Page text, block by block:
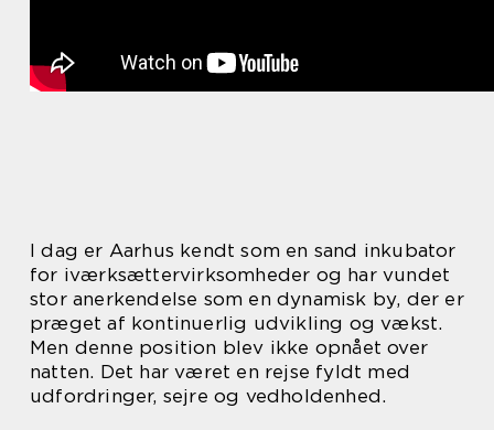
I dag er Aarhus kendt som en sand inkubator
for iværksættervirksomheder og har vundet
stor anerkendelse som en dynamisk by, der er
præget af kontinuerlig udvikling og vækst.
Men denne position blev ikke opnået over
natten. Det har været en rejse fyldt med
udfordringer, sejre og vedholdenhed.